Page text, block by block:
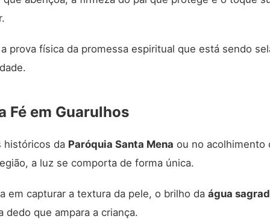
prova física da promessa espiritual que está sendo
Fé em Guarulhos
históricos da Paróquia Santa Mena ou no acolhimento
a luz se comporta de forma única.
em capturar a textura da pele, o brilho da água
dedo que ampara a criança.